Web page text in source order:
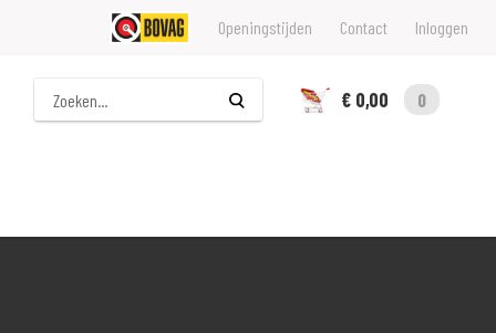
Openingstijden Contact Inloggen
Zoeken
€ 0,00
0